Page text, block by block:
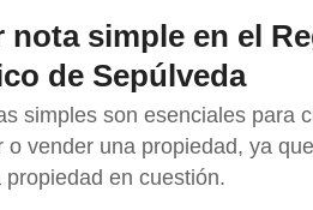
nota simple en el
de Sepúlveda
simples son esenciales para
o vender una propiedad, ya
propiedad en cuestión.